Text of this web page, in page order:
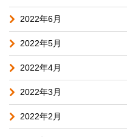
2022年6月
2022年5月
2022年4月
2022年3月
2022年2月